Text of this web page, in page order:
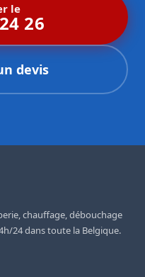
le
26
devis
chauffage, débouchage
24 dans toute la Belgique.